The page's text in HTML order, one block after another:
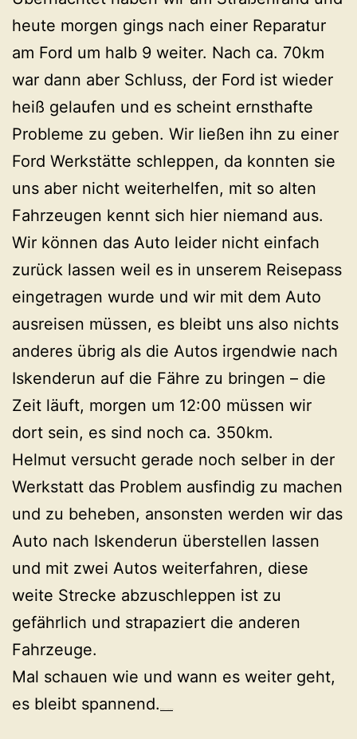
heute morgen gings nach einer Reparatur
am Ford um halb 9 weiter. Nach ca. 70km
war dann aber Schluss, der Ford ist wieder
heiß gelaufen und es scheint ernsthafte
Probleme zu geben. Wir ließen ihn zu einer
Ford Werkstätte schleppen, da konnten sie
uns aber nicht weiterhelfen, mit so alten
Fahrzeugen kennt sich hier niemand aus.
Wir können das Auto leider nicht einfach
zurück lassen weil es in unserem Reisepass
eingetragen wurde und wir mit dem Auto
ausreisen müssen, es bleibt uns also nichts
anderes übrig als die Autos irgendwie nach
Iskenderun auf die Fähre zu bringen – die
Zeit läuft, morgen um 12:00 müssen wir
dort sein, es sind noch ca. 350km.
Helmut versucht gerade noch selber in der
Werkstatt das Problem ausfindig zu machen
und zu beheben, ansonsten werden wir das
Auto nach Iskenderun überstellen lassen
und mit zwei Autos weiterfahren, diese
weite Strecke abzuschleppen ist zu
gefährlich und strapaziert die anderen
Fahrzeuge.
Mal schauen wie und wann es weiter geht,
es bleibt spannend.